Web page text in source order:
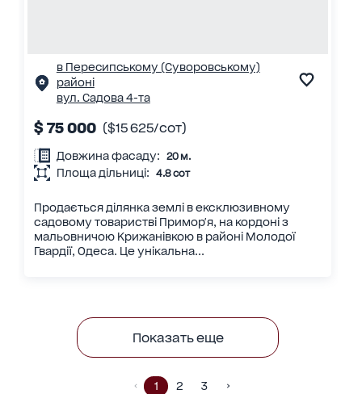
в Пересипському (Суворовському)
районі
вул. Садова 4-та
$ 75 000 ($15 625/сот)
Довжина фасаду: 20 м.
Площа дільниці: 4.8 сот
Продається ділянка землі в ексклюзивному
садовому товаристві Примор'я, на кордоні з
мальовничою Крижанівкою в районі Молодої
Гвардії, Одеса. Це унікальна...
Показать еще
1 2 3